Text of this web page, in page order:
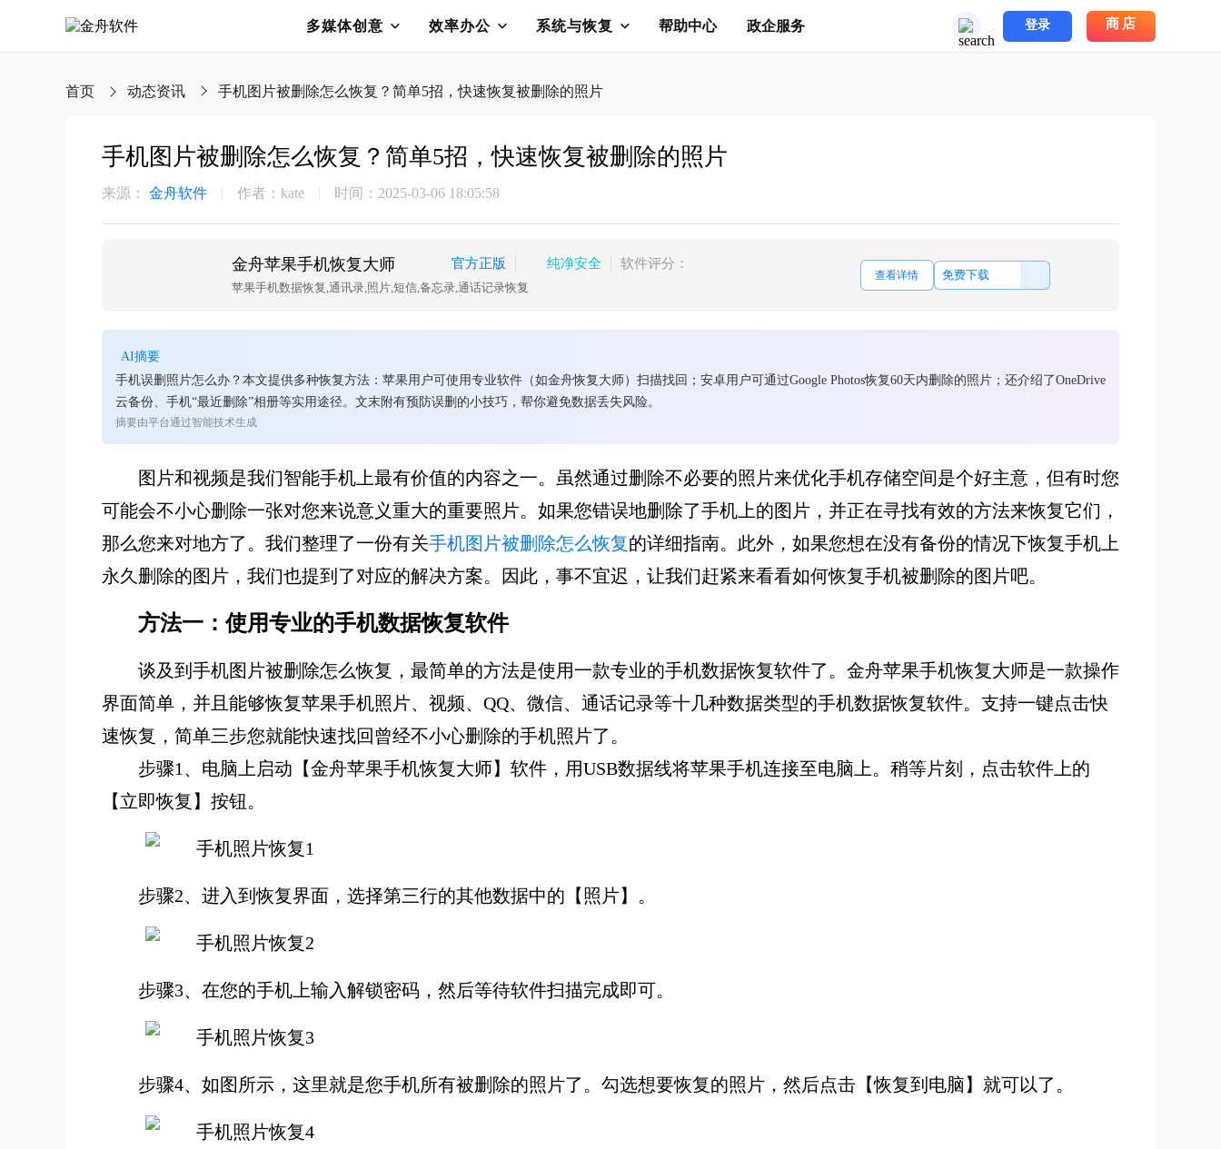
多媒体创意 效率办公 系统与恢复 帮助中心 政企服务 登录 商店
首页 动态资讯 手机图片被删除怎么恢复？简单5招，快速恢复被删除的照片
手机图片被删除怎么恢复？简单5招，快速恢复被删除的照片
来源： 金舟软件 作者：kate 时间：2025-03-06 18:05:58
金舟苹果手机恢复大师 官方正版 纯净安全 软件评分：
苹果手机数据恢复,通讯录,照片,短信,备忘录,通话记录恢复
查看详情 免费下载
AI摘要
手机误删照片怎么办？本文提供多种恢复方法：苹果用户可使用专业软件（如金舟恢复大师）扫描找回；安卓用户可通过Google Photos恢复60天内删除的照片；还介绍了OneDrive
云备份、手机“最近删除”相册等实用途径。文末附有预防误删的小技巧，帮你避免数据丢失风险。
摘要由平台通过智能技术生成
图片和视频是我们智能手机上最有价值的内容之一。虽然通过删除不必要的照片来优化手机存储空间是个好主意，但有时您
可能会不小心删除一张对您来说意义重大的重要照片。如果您错误地删除了手机上的图片，并正在寻找有效的方法来恢复它们，
那么您来对地方了。我们整理了一份有关手机图片被删除怎么恢复的详细指南。此外，如果您想在没有备份的情况下恢复手机上
永久删除的图片，我们也提到了对应的解决方案。因此，事不宜迟，让我们赶紧来看看如何恢复手机被删除的图片吧。
方法一：使用专业的手机数据恢复软件
谈及到手机图片被删除怎么恢复，最简单的方法是使用一款专业的手机数据恢复软件了。金舟苹果手机恢复大师是一款操作
界面简单，并且能够恢复苹果手机照片、视频、QQ、微信、通话记录等十几种数据类型的手机数据恢复软件。支持一键点击快
速恢复，简单三步您就能快速找回曾经不小心删除的手机照片了。
步骤1、电脑上启动【金舟苹果手机恢复大师】软件，用USB数据线将苹果手机连接至电脑上。稍等片刻，点击软件上的
【立即恢复】按钮。
步骤2、进入到恢复界面，选择第三行的其他数据中的【照片】。
步骤3、在您的手机上输入解锁密码，然后等待软件扫描完成即可。
步骤4、如图所示，这里就是您手机所有被删除的照片了。勾选想要恢复的照片，然后点击【恢复到电脑】就可以了。